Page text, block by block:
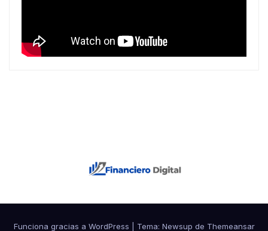
Funciona gracias a WordPress Tema: Newsup de Themeansar